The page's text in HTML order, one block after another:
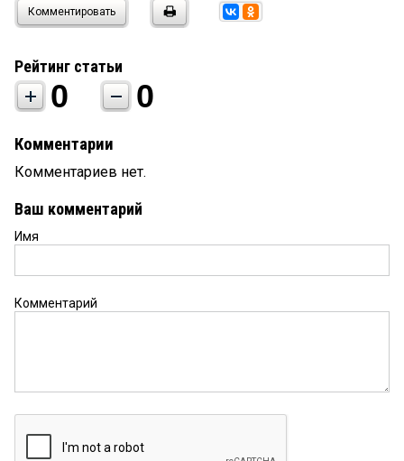
Комментировать
Рейтинг статьи
0 0
Комментарии
Комментариев нет.
Ваш комментарий
Имя
Комментарий